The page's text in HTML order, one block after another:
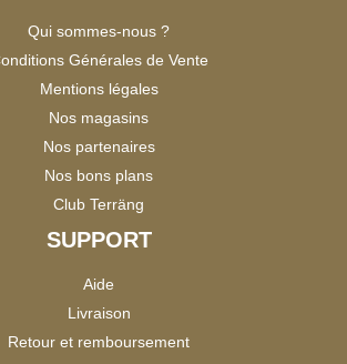
Qui sommes-nous ?
Générales de Vente
Mentions légales
Nos magasins
Nos partenaires
Nos bons plans
Club Terräng
SUPPORT
Aide
Livraison
Retour et remboursement